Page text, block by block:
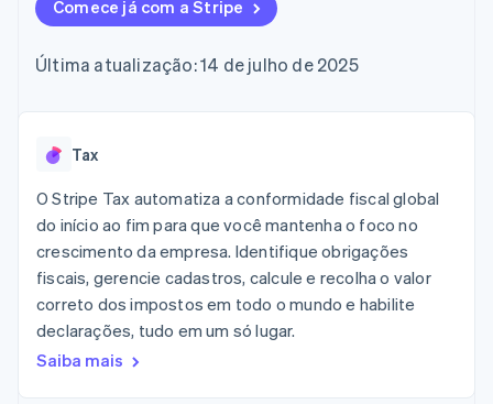
flexíveis de IU
Formas de
Acesso a mais
presenciais
Authorization
Boost
Otimizações
de aceitação
Link
Checkout
acelerado
Financial
Connections
Dados de
contas
vinculadas
Recognition
Automação
Stripe Sigma
personalizados
Marketplaces
Plataformas
SaaS
Empresas de IA
Economia de criadores
Jogos
Hospitalidade, viagens
e lazer
Seguros
Gerenciar assinaturas
uso
Emita cartões
stablecoins
Recursos
Integrações de
aplicativos
Exemplos de códigos
Plano de ação do
Conferência anual das
Carreiras
Contato
Fale com a equipe de
vendas
Seja um parceiro
Comece já com a Stripe
Última atualização: 14 de julho de 2025
Tax
O Stripe Tax automatiza a conformidade fiscal global
do início ao fim para que você mantenha o foco no
crescimento da empresa. Identifique obrigações
fiscais, gerencie cadastros, calcule e recolha o valor
correto dos impostos em todo o mundo e habilite
declarações, tudo em um só lugar.
Saiba mais